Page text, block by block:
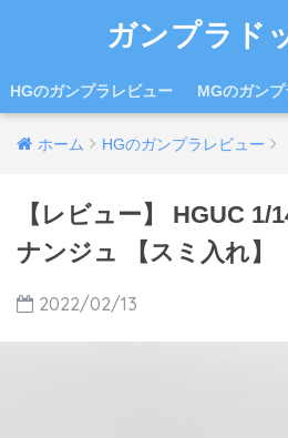
ガンプラド
HGのガンプラレビュー MGのガン
ホーム HGのガンプラレビュー
【レビュー】 HGUC 1/
ナンジュ 【スミ入れ】
2022/02/13